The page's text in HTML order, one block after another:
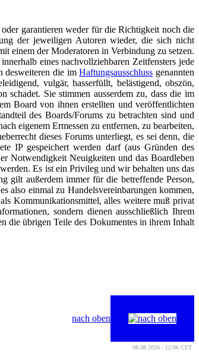
garantieren weder für die Richtigkeit noch die
der jeweiligen Autoren wieder, die sich nicht
einem der Moderatoren in Verbindung zu setzen.
eines nachvollziehbaren Zeitfensters jede
desweiteren die imHaftungsausschluss genannten
vulgär, hasserfüllt, belästigend, obszön,
schadet. Sie stimmen ausserdem zu, dass die im
Board von ihnen erstellten und veröffentlichten
des Boards/Forums zu betrachten sind und
eigenem Ermessen zu entfernen, zu bearbeiten,
dieses Forums unterliegt, es sei denn, die
IP gespeichert werden darf (aus Gründen des
Notwendigkeit Neuigkeiten und das Boardleben
Es ist ein Privileg und wir behalten uns das
gilt außerdem immer für die betreffende Person,
also einmal zu Handelsvereinbarungen kommen,
Kommunikationsmittel, alles weitere muß privat
sondern dienen ausschließlich Ihrem
die übrigen Teile des Dokumentes in ihrem Inhalt
nach oben
08.08.2026 - 12:06 CET